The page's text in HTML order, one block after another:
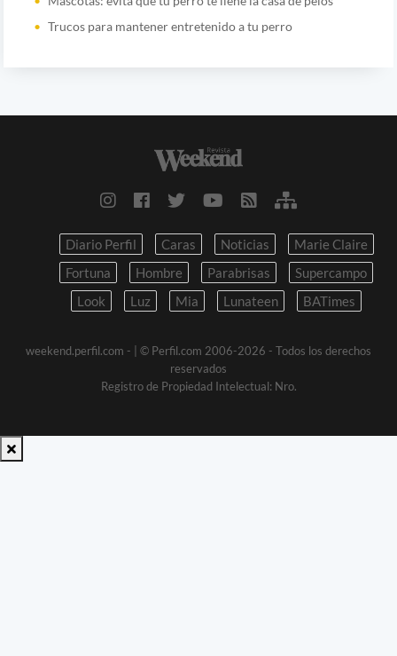
Trucos para mantener entretenido a tu perro
Diario Perfil Caras Noticias
Marie Claire
Fortuna
Hombre Parabrisas
Supercampo
Look
Luz Mia Lunateen BATimes
weekend.perfil.com -
| © Perfil.com 2006-2026 - Todos los derechos
reservados
Registro de Propiedad Intelectual: Nro.